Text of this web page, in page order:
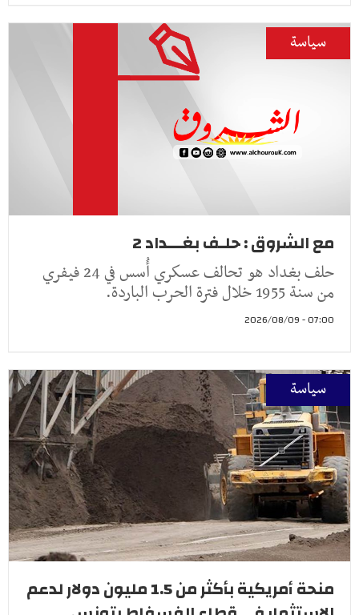
سياسة
مع الشروق : حلـف بغـــداد 2
حلف بغداد هو تحالف عسكري أُسس في 24 فيفري
من سنة 1955 خلال فترة الحرب الباردة.
07:00 - 2026/08/09
سياسة
منحة أمريكية بأكثر من 1.5 مليون دولار لدعم